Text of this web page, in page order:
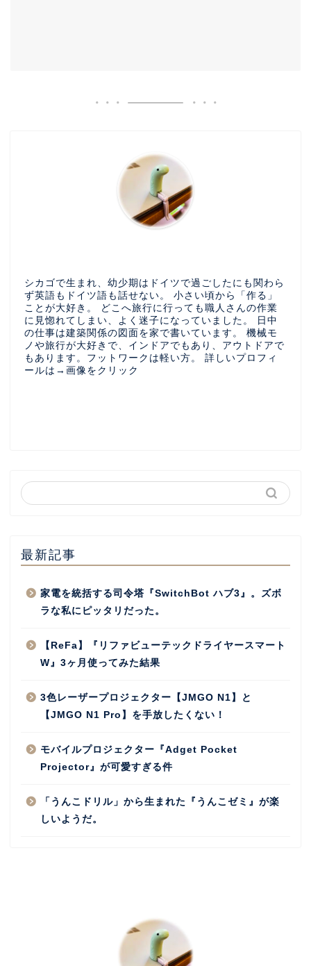
シカゴで生まれ、幼少期はドイツで過ごしたにも関わら
ず英語もドイツ語も話せない。 小さい頃から「作る」
ことが大好き。 どこへ旅行に行っても職人さんの作業
に見惚れてしまい、よく迷子になっていました。 日中
の仕事は建築関係の図面を家で書いています。 機械モ
ノや旅行が大好きで、インドアでもあり、アウトドアで
もあります。フットワークは軽い方。 詳しいプロフィ
ールは→画像をクリック
最新記事
家電を統括する司令塔『SwitchBot ハブ3』。ズボ
ラな私にピッタリだった。
【ReFa】『リファビューテックドライヤースマート
W』3ヶ月使ってみた結果
3色レーザープロジェクター【JMGO N1】と
【JMGO N1 Pro】を手放したくない！
モバイルプロジェクター『Adget Pocket
Projector』が可愛すぎる件
「うんこドリル」から生まれた『うんこゼミ』が楽
しいようだ。